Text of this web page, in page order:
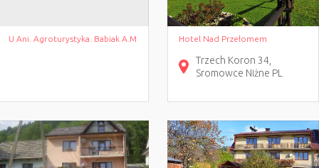
U Ani. Agroturystyka. Babiak A.M Hotel Nad Przełomem
Trzech Koron 34
Sromowce Niżne PL